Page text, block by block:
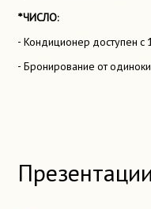
*ЧИСЛО:
- Кондиционер доступен с
- Бронирование от
Презентации